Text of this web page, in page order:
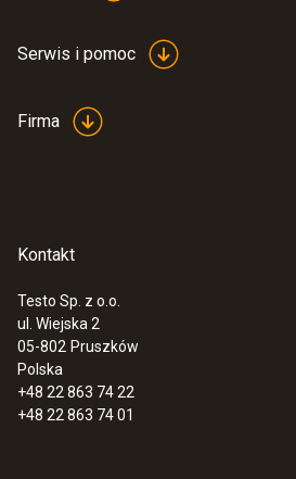
Serwis i pomoc
Firma
Kontakt
Testo Sp. z o.o.
ul. Wiejska 2
05-802 Pruszków
Polska
+48 22 863 74 22
+48 22 863 74 01